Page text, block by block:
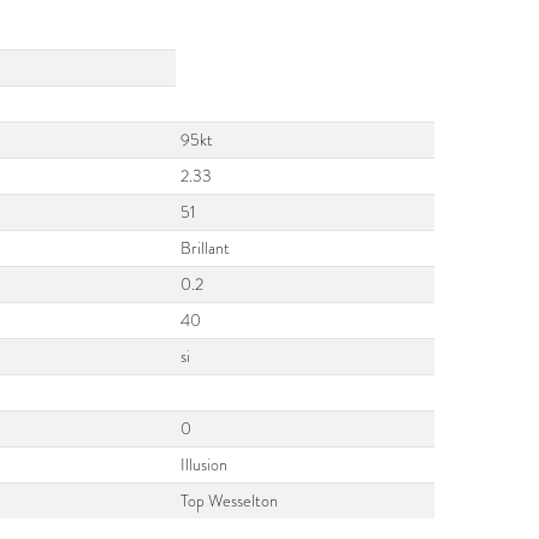
95kt
2.33
51
Brillant
0.2
40
si
0
Illusion
Top Wesselton